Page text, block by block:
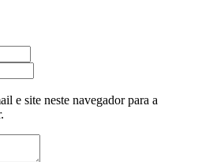
e site neste navegador para a